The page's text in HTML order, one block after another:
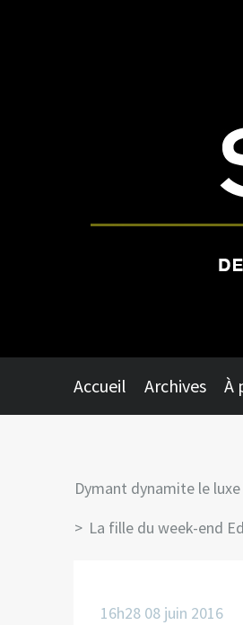
Accueil Archives À
Dymant dynamite le
La fille du week-end
16h28 08 juin 2016